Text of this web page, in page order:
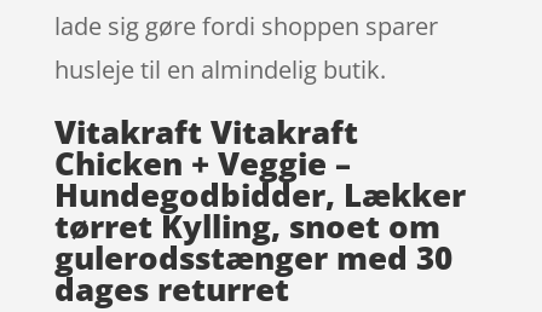
lade sig gøre fordi shoppen sparer
husleje til en almindelig butik.
Vitakraft Vitakraft
Chicken + Veggie –
Hundegodbidder, Lækker
tørret Kylling, snoet om
gulerodsstænger med 30
dages returret